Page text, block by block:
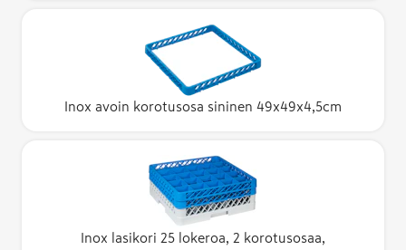
Inox avoin korotusosa sininen 49x49x4,5cm
Inox lasikori 25 lokeroa, 2 korotusosaa,